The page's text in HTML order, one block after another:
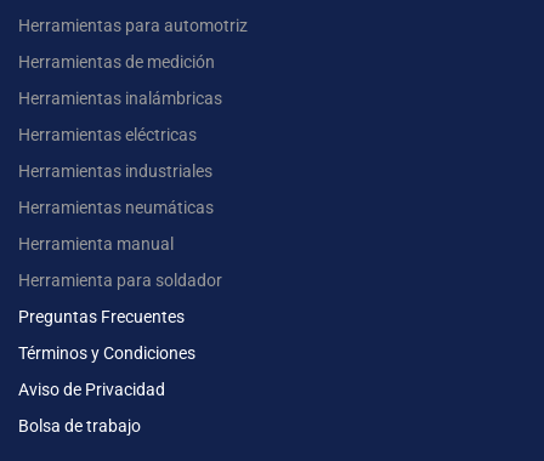
Herramientas para automotriz
Herramientas de medición
Herramientas inalámbricas
Herramientas eléctricas
Herramientas industriales
Herramientas neumáticas
Herramienta manual
Herramienta para soldador
Preguntas Frecuentes
Términos y Condiciones
Aviso de Privacidad
Bolsa de trabajo